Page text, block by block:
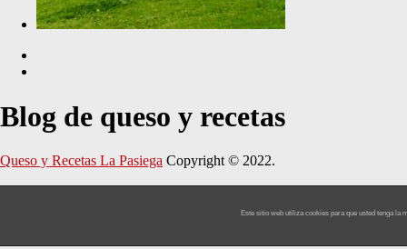
Blog de queso y recetas
Queso y Recetas La Pasiega Copyright © 2022.
Este sitio web utiliza cookies para que usted tenga la